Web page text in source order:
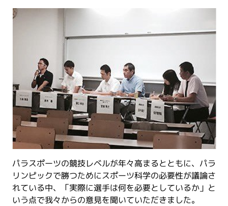
パラスポーツの競技レベルが年々高まるとともに、パラ
リンピックで勝つためにスポーツ科学の必要性が議論さ
れている中、「実際に選手は何を必要としているか」と
いう点で我々からの意見を聞いていただきました。